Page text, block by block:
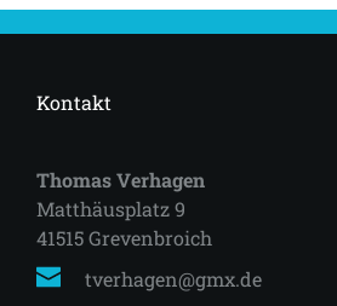
Kontakt
Thomas Verhagen
Matthäusplatz 9
41515 Grevenbroich
tverhagen@gmx.de